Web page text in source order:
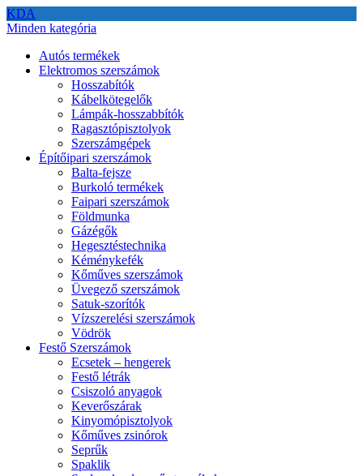
KDA
Minden kategória
Autós termékek
Elektromos szerszámok
Hosszabítók
Kábelkötegelők
Lámpák-hosszabbítók
Ragasztópisztolyok
Szerszámgépek
Építőipari szerszámok
Balta-fejsze
Burkoló termékek
Faipari szerszámok
Földmunka
Gázégők
Hegesztéstechnika
Kéménykefék
Kőműves szerszámok
Üvegező szerszámok
Satuk-szorítók
Vízszerelési szerszámok
Vödrök
Festő Szerszámok
Ecsetek – hengerek
Festő létrák
Csiszoló anyagok
Keverőszárak
Kinyomópisztolyok
Kőműves zsinórok
Seprűk
Spaklik